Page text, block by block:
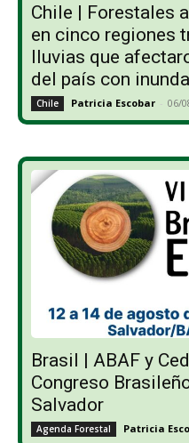
Chile | Forestales
en cinco regiones
lluvias que
del país con
Chile Patricia Escobar - 06/
Brasil | ABAF y
Congreso
Salvador
Agenda Forestal Patricia